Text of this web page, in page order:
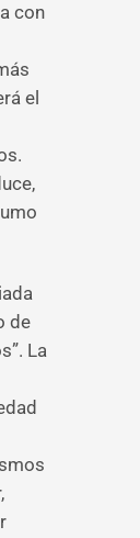
con
el
de
La